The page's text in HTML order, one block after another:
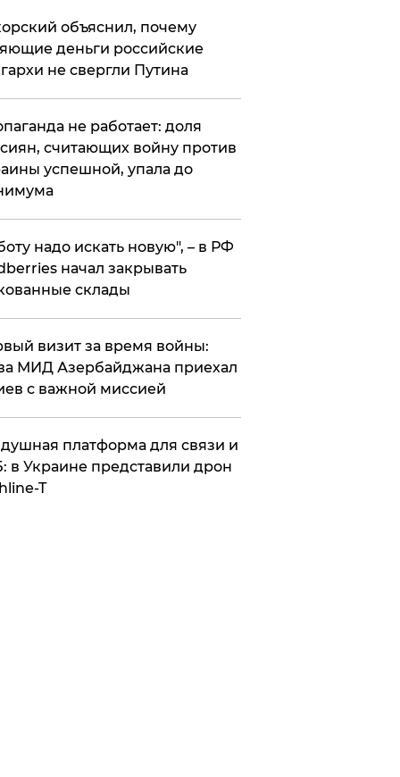
объяснил, почему
деньги российские
не свергли Путина
не работает: доля
считающих войну против
успешной, упала до
надо искать новую", – в РФ
начал закрывать
склады
визит за время войны:
МИД Азербайджана приехал
с важной миссией
платформа для связи и
в Украине представили дрон
T